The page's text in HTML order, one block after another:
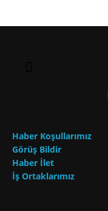
Haber Koşullarımız
Görüş Bildir
Haber İlet
İş Ortaklarımız